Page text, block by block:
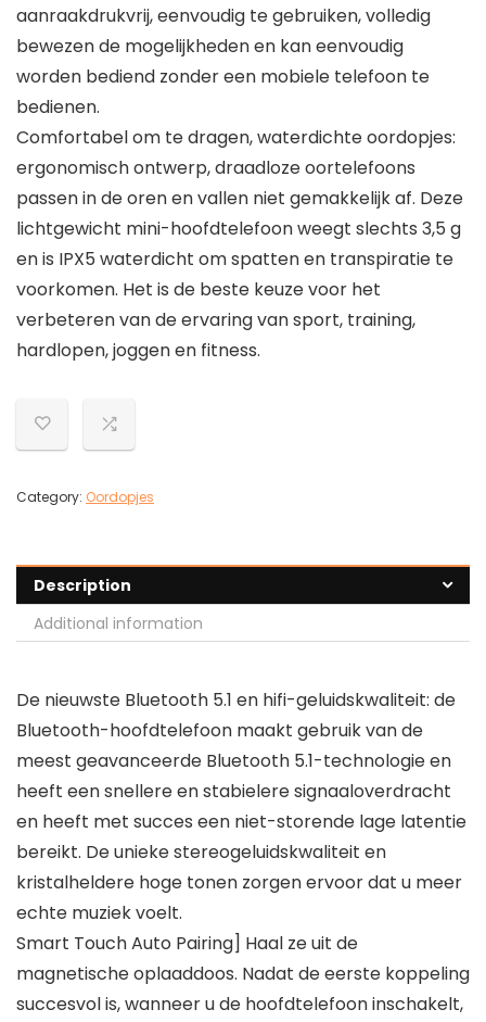
aanraakdrukvrij, eenvoudig te gebruiken, volledig
bewezen de mogelijkheden en kan eenvoudig
worden bediend zonder een mobiele telefoon te
bedienen.
Comfortabel om te dragen, waterdichte oordopjes:
ergonomisch ontwerp, draadloze oortelefoons
passen in de oren en vallen niet gemakkelijk af. Deze
lichtgewicht mini-hoofdtelefoon weegt slechts 3,5 g
en is IPX5 waterdicht om spatten en transpiratie te
voorkomen. Het is de beste keuze voor het
verbeteren van de ervaring van sport, training,
hardlopen, joggen en fitness.
Category: Oordopjes
Description
Additional information
De nieuwste Bluetooth 5.1 en hifi-geluidskwaliteit: de
Bluetooth-hoofdtelefoon maakt gebruik van de
meest geavanceerde Bluetooth 5.1-technologie en
heeft een snellere en stabielere signaaloverdracht
en heeft met succes een niet-storende lage latentie
bereikt. De unieke stereogeluidskwaliteit en
kristalheldere hoge tonen zorgen ervoor dat u meer
echte muziek voelt.
Smart Touch Auto Pairing] Haal ze uit de
magnetische oplaaddoos. Nadat de eerste koppeling
succesvol is, wanneer u de hoofdtelefoon inschakelt,